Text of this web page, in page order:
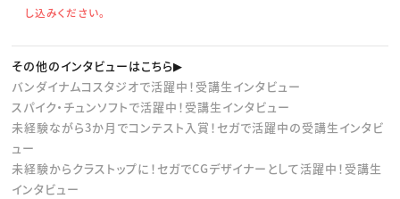
し込みください。
その他のインタビューはこちら▶︎
バンダイナムコスタジオで活躍中！受講生インタビュー
スパイク・チュンソフトで活躍中！受講生インタビュー
未経験ながら3か月でコンテスト入賞！セガで活躍中の受講生インタビ
ュー
未経験からクラストップに！セガでCGデザイナーとして活躍中！受講生
インタビュー